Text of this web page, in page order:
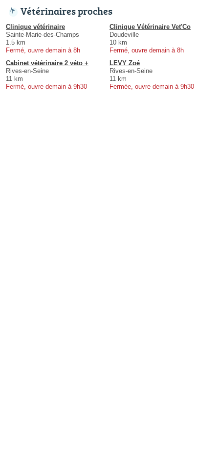
Vétérinaires proches
Clinique vétérinaire
Sainte-Marie-des-Champs
1.5 km
Fermé, ouvre demain à 8h
Clinique Vétérinaire Vet'Co
Doudeville
10 km
Fermé, ouvre demain à 8h
Cabinet vétérinaire 2 véto +
Rives-en-Seine
11 km
Fermé, ouvre demain à 9h30
LEVY Zoé
Rives-en-Seine
11 km
Fermée, ouvre demain à 9h30